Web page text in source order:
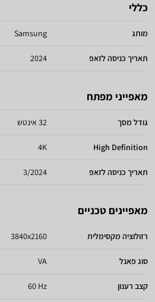
כללי
מותג Samsung
תאריך כניסה לזאפ 2024
מאפייני מפתח
גודל מסך 32 אינטש
High Definition
4K
תאריך כניסה לזאפ 3/2024
מאפיינים טכניים
רזולוציה מקסימלית 3840x2160
סוג פאנל VA
קצב רענון 60 Hz